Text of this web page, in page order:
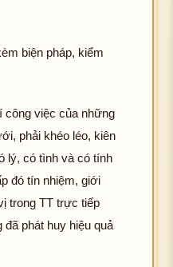
biện pháp, kiểm
công việc của những
phải khéo léo, kiên
lý, có tình và có tính
đó tín nhiệm, giới
trong TT trực tiếp
phát huy hiệu quả